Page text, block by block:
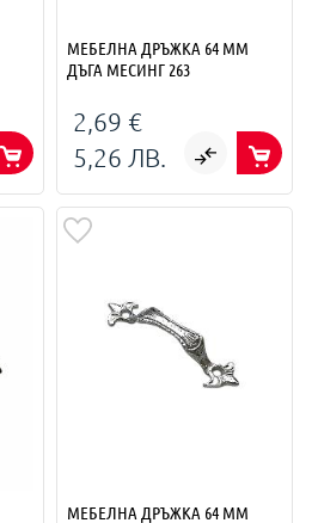
МЕБЕЛНА ДРЪЖКА 64 ММ
ДЪГА МЕСИНГ 263
2,69 €
5,26 ЛВ.
МЕБЕЛНА ДРЪЖКА 64 ММ